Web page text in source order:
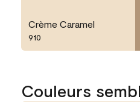
Crème Caramel
910
Couleurs